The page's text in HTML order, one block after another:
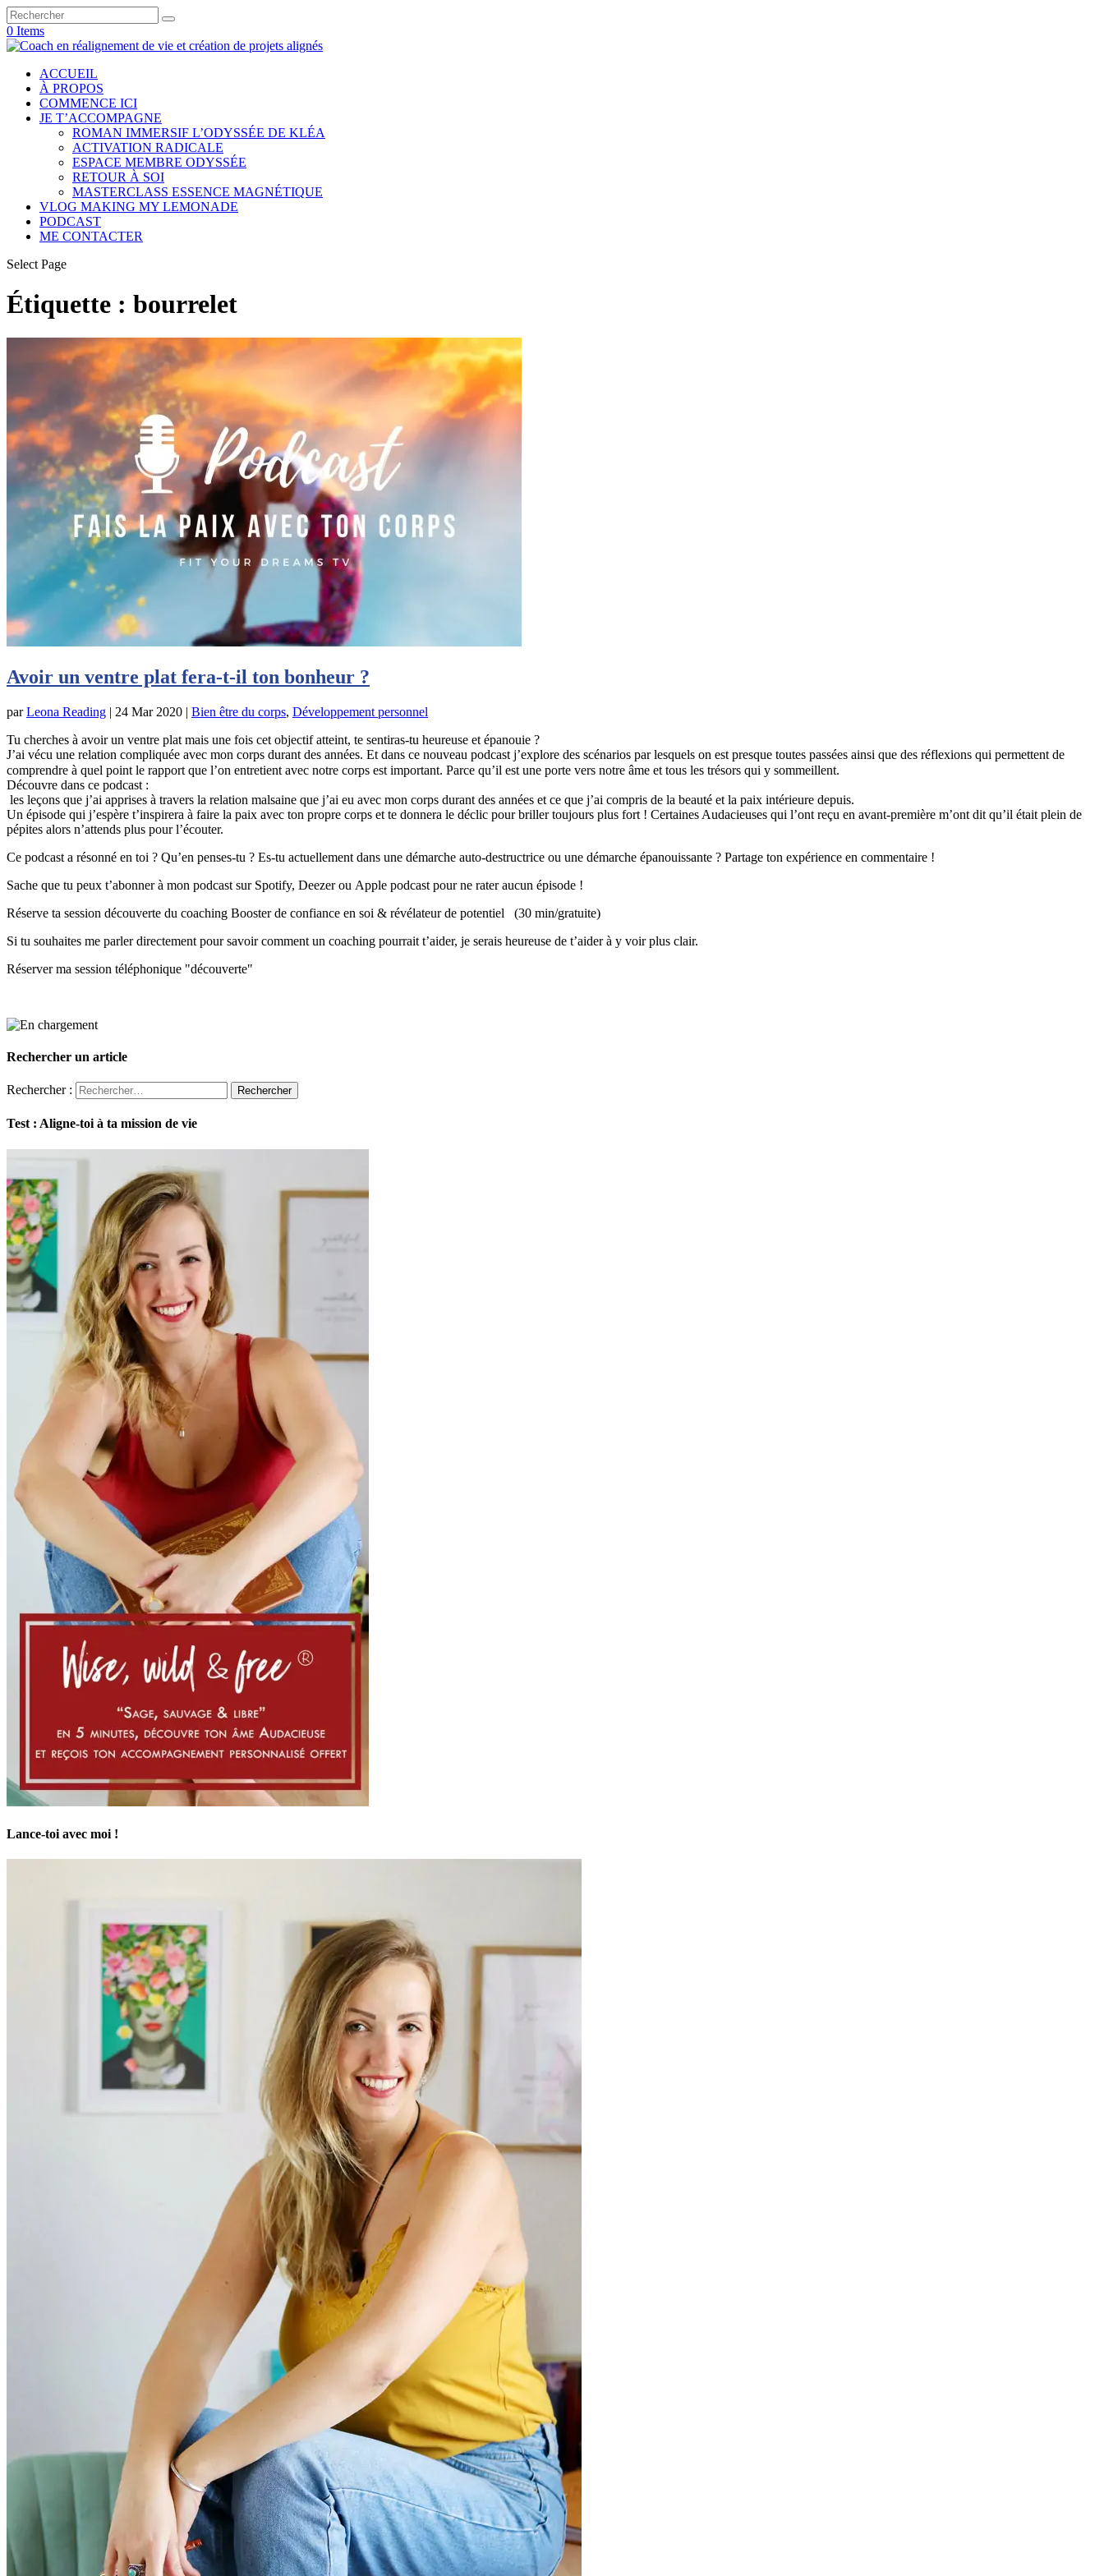
0 Items
ACCUEIL
À PROPOS
COMMENCE ICI
JE T’ACCOMPAGNE
ROMAN IMMERSIF L’ODYSSÉE DE KLÉA
ACTIVATION RADICALE
ESPACE MEMBRE ODYSSÉE
RETOUR À SOI
MASTERCLASS ESSENCE MAGNÉTIQUE
VLOG MAKING MY LEMONADE
PODCAST
ME CONTACTER
Select Page
Étiquette : bourrelet
Avoir un ventre plat fera-t-il ton bonheur ?
parLeona Reading | 24 Mar 2020 | Bien être du corps, Développement personnel
Tu cherches à avoir un ventre plat mais une fois cet objectif atteint, te sentiras-tu heureuse et épanouie ?
J’ai vécu une relation compliquée avec mon corps durant des années. Et dans ce nouveau podcast j’explore des scénarios par lesquels on est presque toutes passées ainsi que des réflexions qui permettent de
comprendre à quel point le rapport que l’on entretient avec notre corps est important. Parce qu’il est une porte vers notre âme et tous les trésors qui y sommeillent. ⠀⠀⠀⠀⠀⠀⠀⠀⠀⠀⠀⠀⠀⠀⠀⠀⠀⠀⠀⠀⠀⠀⠀
Découvre dans ce podcast :
les leçons que j’ai apprises à travers la relation malsaine que j’ai eu avec mon corps durant des années et ce que j’ai compris de la beauté et la paix intérieure depuis.
Un épisode qui j’espère t’inspirera à faire la paix avec ton propre corps et te donnera le déclic pour briller toujours plus fort ! Certaines Audacieuses qui l’ont reçu en avant-première m’ont dit qu’il était plein de
pépites alors n’attends plus pour l’écouter.
Ce podcast a résonné en toi ? Qu’en penses-tu ? Es-tu actuellement dans une démarche auto-destructrice ou une démarche épanouissante ? Partage ton expérience en commentaire !
Sache que tu peux t’abonner à mon podcast sur Spotify, Deezer ou Apple podcast pour ne rater aucun épisode !
Réserve ta session découverte du coaching Booster de confiance en soi & révélateur de potentiel (30 min/gratuite)
Si tu souhaites me parler directement pour savoir comment un coaching pourrait t’aider, je serais heureuse de t’aider à y voir plus clair.
Réserver ma session téléphonique "découverte"
Rechercher un article
Rechercher :
Test : Aligne-toi à ta mission de vie
Lance-toi avec moi !